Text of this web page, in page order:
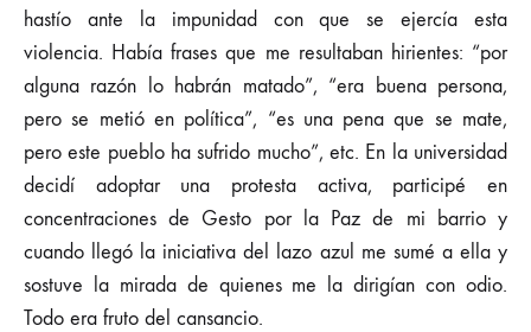
hastío ante la impunidad con que se ejercía esta
violencia. Había frases que me resultaban hirientes: “por
alguna razón lo habrán matado”, “era buena persona,
pero se metió en política”, “es una pena que se mate,
pero este pueblo ha sufrido mucho”, etc. En la universidad
decidí adoptar una protesta activa, participé en
concentraciones de Gesto por la Paz de mi barrio y
cuando llegó la iniciativa del lazo azul me sumé a ella y
sostuve la mirada de quienes me la dirigían con odio.
Todo era fruto del cansancio.